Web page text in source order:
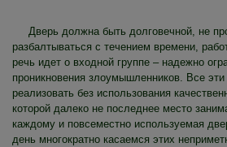
Дверь должна быть долговечной, не
разбалтываться с течением времени,
речь идет о входной группе – надежно
проникновения злоумышленников. Все
реализовать без использования
которой далеко не последнее место
каждому и повсеместно используемая
день многократно касаемся этих